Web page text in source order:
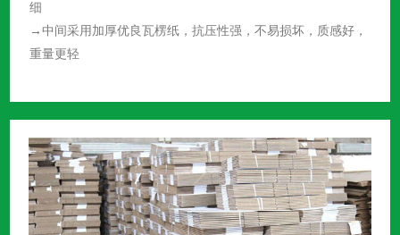
细
→中间采用加厚优良瓦楞纸，抗压性强，不易损坏，质感好，
重量更轻